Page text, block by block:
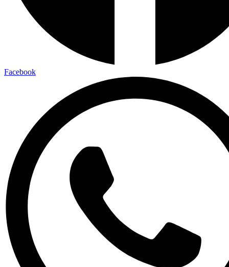
Facebook